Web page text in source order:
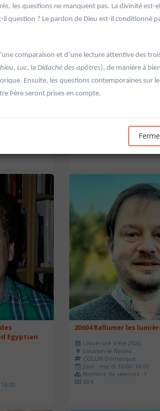
de 1871 à
20601 Géopolitique de
Jour : Lu-Ma-Me-Je-Ve-Sa-Di
Nombre de séances : 5
Egyptian
20604 Rallumer les
Université d'été 2026
Louvain-la-Neuve
COLLIN Dominique
Jour : mardi 10:00- 16:00
Nombre de séances : 1
60 €
les questions ne manquent pas. La divinité est-
il question ? Le pardon de Dieu est-il conditionné
comparaison et d’une lecture attentive des
, Luc, la Didachè des apôtres), de manière à
Ensuite, les questions contemporaines sur le
Père seront prises en compte.